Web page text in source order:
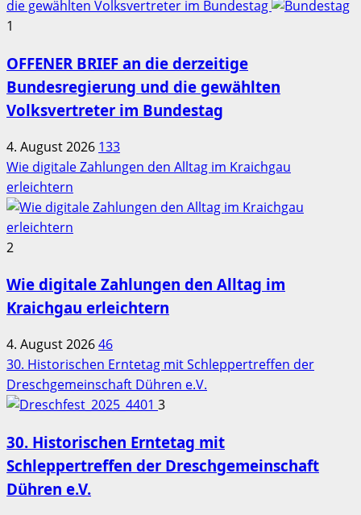
die gewählten Volksvertreter im Bundestag
1
OFFENER BRIEF an die derzeitige
Bundesregierung und die gewählten
Volksvertreter im Bundestag
4. August 2026 133
Wie digitale Zahlungen den Alltag im Kraichgau
erleichtern
2
Wie digitale Zahlungen den Alltag im
Kraichgau erleichtern
4. August 202646
30. Historischen Erntetag mit Schleppertreffen der
Dreschgemeinschaft Dühren e.V.
3
30. Historischen Erntetag mit
Schleppertreffen der Dreschgemeinschaft
Dühren e.V.